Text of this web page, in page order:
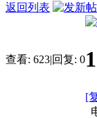
返回列表
查看: 623|回复: 0
[